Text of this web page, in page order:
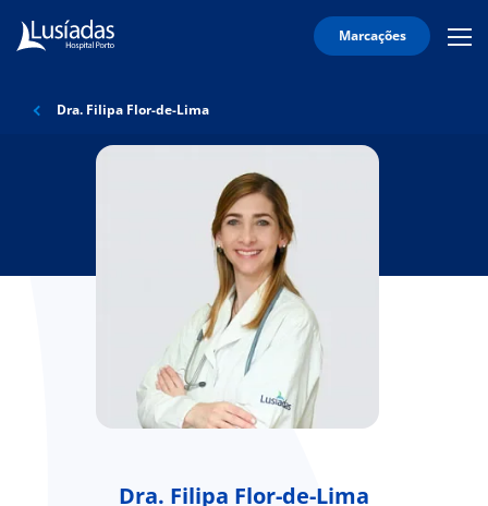
Marcações
O
Informação
Dra. Filipa Flor-de-Lima
Dra. Filipa Flor-de-Lima